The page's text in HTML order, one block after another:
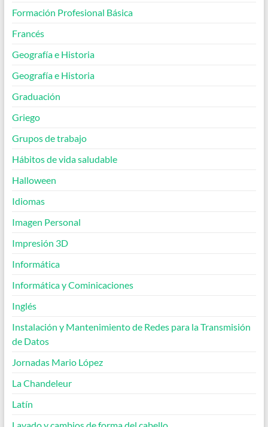
Formación Profesional Básica
Francés
Geografía e Historia
Geografía e Historia
Graduación
Griego
Grupos de trabajo
Hábitos de vida saludable
Halloween
Idiomas
Imagen Personal
Impresión 3D
Informática
Informática y Cominicaciones
Inglés
Instalación y Mantenimiento de Redes para la Transmisión
de Datos
Jornadas Mario López
La Chandeleur
Latín
Lavado y cambios de forma del cabello